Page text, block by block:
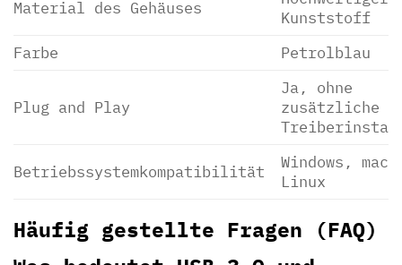
Material des Gehäuses
Kunststoff
Farbe
Petrolblau
Plug and Play
Ja, ohne
zusätzliche
Betriebssystemkompatibilität
Windows,
Linux
Häufig gestellte Fragen (FAQ)